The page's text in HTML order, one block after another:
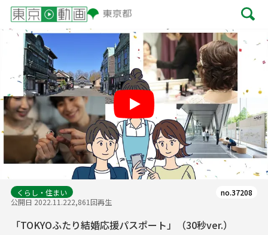
Play
くらし・住まい
公開日 2022.11.222,861回再生
no.37208
「TOKYOふたり結婚応援パスポート」（30秒ver.）